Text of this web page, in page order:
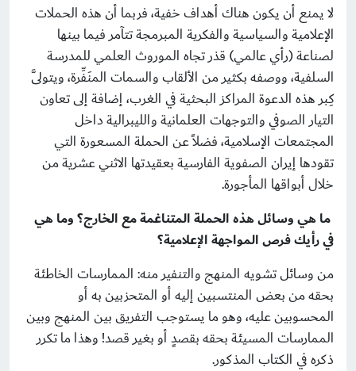
لا يمنع أن يكون هناك أهداف خفية، فربما أن هذه الحملات
الإعلامية والسياسية والفكرية المبرمجة تتآمر فيما بينها
لصناعة (رأي عالمي) قذر تجاه الموروث العلمي للمدرسة
السلفية، ووصفه بكثير من اﻷلقاب والسمات المنَفِّرة، ويتولَّى
كِبر هذه الدعوة المراكز البحثية في الغرب، إضافة إلى تعاون
التيار الصوفي والتوجهات العلمانية والليبرالية داخل
المجتمعات الإسلامية، فضلاً عن الحملة المسعورة التي
تقودها إيران الصفوية الفارسية بعقيدتها الاثني عشرية من
خلال أبواقها المأجورة.
ما هي وسائل هذه الحملة المتناغمة مع الخارج؟ وما هي
في رأيك فرص المواجهة الإعلامية؟
من وسائل تشويه المنهج والتنفير منه: الممارسات الخاطئة
بحقه من بعض المنتسبين إليه أو المتحزبين به أو
المحسوبين عليه، وهو ما يستوجب التفريق بين المنهج وبين
الممارسات المسيئة بحقه بقصدٍ أو بغير قصد! وهذا ما تكرر
ذكره في الكتاب المذكور.